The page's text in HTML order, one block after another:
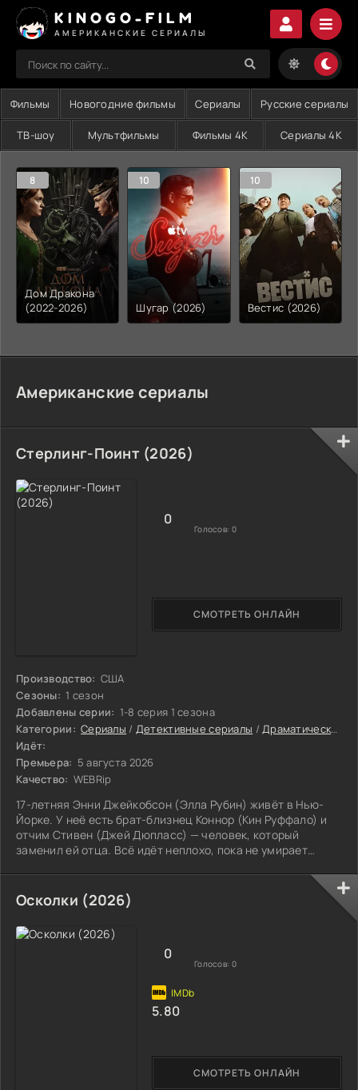
KINOGO-FILM
АМЕРИКАНСКИЕ СЕРИАЛЫ
Фильмы Новогодние фильмы Сериалы Русские сериалы
ТВ-шоу Мультфильмы Фильмы 4K Сериалы 4K
8
Дом Дракона
(2022-2026)
10
Шугар (2026)
10
Вестис (2026)
Американские сериалы
Стерлинг-Поинт (2026)
Производство: США
Сезоны: 1 сезон
Добавлены серии: 1-8 серия 1 сезона
Категории: Сериалы / Детективные сериалы /Драматические сериалы
Идёт:
Премьера: 5 августа 2026
Качество: WEBRip
17-летняя Энни Джейкобсон (Элла Рубин) живёт в Нью-
Йорке. У неё есть брат-близнец Коннор (Кин Руффало) и
отчим Стивен (Джей Дюпласс) — человек, который
заменил ей отца. Всё идёт неплохо, пока не умирает
СМОТРЕТЬ ОНЛАЙН
0
Голосов: 0
Осколки (2026)
СМОТРЕТЬ ОНЛАЙН
0
Голосов: 0
5.80